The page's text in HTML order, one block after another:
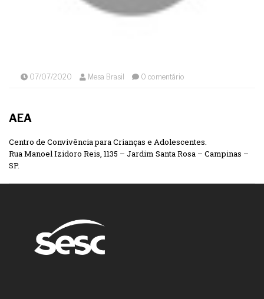
07/07/2020 Mesa Brasil 0 comentário
AEA
Centro de Convivência para Crianças e Adolescentes.
Rua Manoel Izidoro Reis, 1135 – Jardim Santa Rosa – Campinas –
SP.